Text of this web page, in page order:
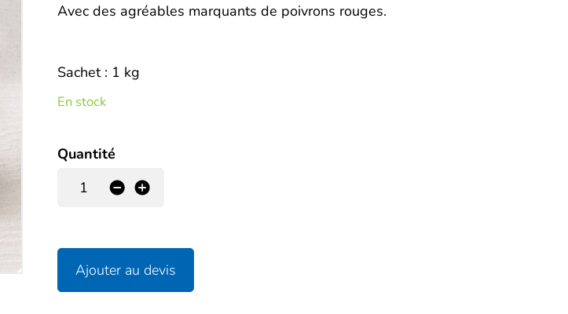
Avec des agréables marquants de poivrons rouges.
Sachet : 1 kg
En stock
Quantité
+
-
Ajouter au devis